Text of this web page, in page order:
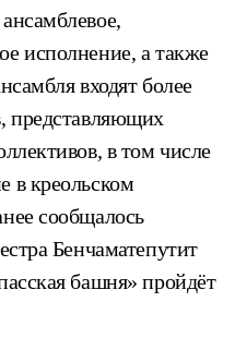
исполнение, а также
входят более
представляющих
в том числе
в креольском
сообщалось
Бенчаматепутит
башня» пройдёт